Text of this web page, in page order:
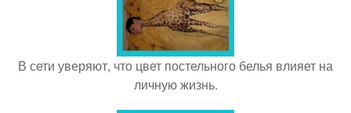
В сети уверяют, что цвет постельного белья влияет на
личную жизнь.